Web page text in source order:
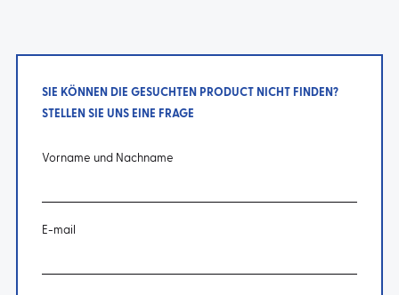
SIE KÖNNEN DIE GESUCHTEN PRODUCT NICHT FINDEN?
STELLEN SIE UNS EINE FRAGE
Vorname und Nachname
E-mail